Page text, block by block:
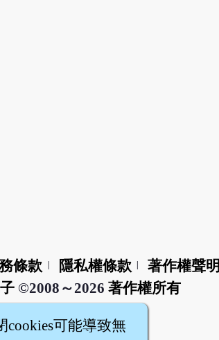
條款 隱私權條款
著作權聲明
©2008～2026 著作權所有
cookies可能導致無